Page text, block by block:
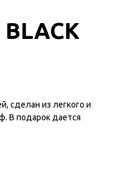
BLACK
сделан из легкого и
В подарок дается